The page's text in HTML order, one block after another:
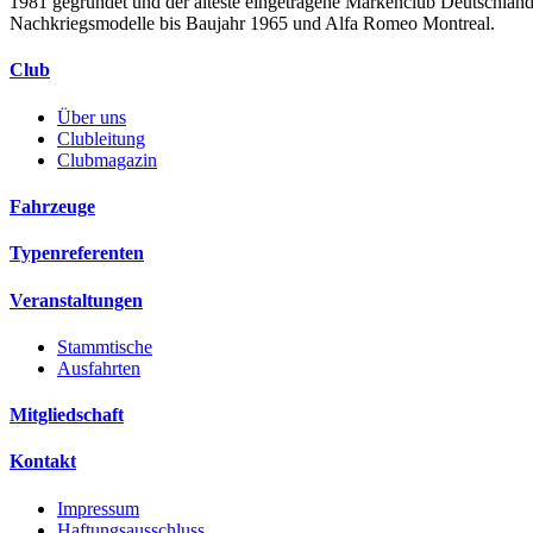
Nachkriegsmodelle bis Baujahr 1965 und Alfa Romeo Montreal.
Club
Über uns
Clubleitung
Clubmagazin
Fahrzeuge
Typenreferenten
Veranstaltungen
Stammtische
Ausfahrten
Mitgliedschaft
Kontakt
Impressum